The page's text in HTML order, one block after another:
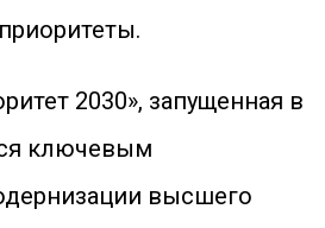
2030», запущенная в
ключевым
высшего